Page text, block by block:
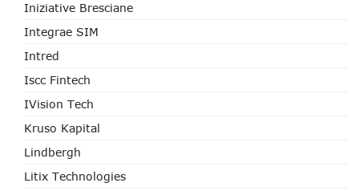
Iniziative Bresciane
Integrae SIM
Intred
Iscc Fintech
IVision Tech
Kruso Kapital
Lindbergh
Litix Technologies